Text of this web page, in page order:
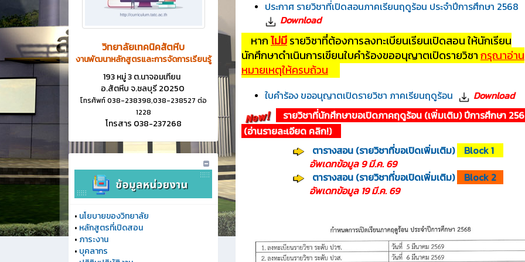
วิทยาลัยเทคนิคสัตหีบ
งานพัฒนาหลักสูตรและการจัดการเรียนรู้
193 หมู่ 3 ต.นาจอมเทียน
อ.สัตหีบ จ.ชลบุรี 20250
โทรศัพท์ 038-238398,038-238527 ต่อ
1228
โทรสาร 038-237268
• นโยบายของวิทยาลัย
• หลักสูตรที่เปิดสอน
• ภาระงาน
• บุคลากร
ประกาศ รายวิชาที่เปิดสอนภาคเรียนฤดูร้อน ประจำปีการศึกษา 2568
Download
หากไม่มีรายวิชาที่ต้องการลงทะเบียนเรียนเปิดสอน ให้นักเรียน
นักศึกษาดำเนินการเขียนใบคำร้องขออนุญาตเปิดรายวิชากรุณาอ่าน
หมายเหตุให้ครบถ้วน
ใบคำร้อง ขออนุญาตเปิดรายวิชา ภาคเรียนฤดูร้อน
Download
รายวิชาที่นักศึกษาขอเปิดภาคฤดูร้อน (เพิ่มเติม) ปีการศึกษา
(อ่านรายละเอียด คลิก!)
ตารางสอน (รายวิชาที่ขอเปิดเพิ่มเติม)
Block 1
อัพเดทข้อมูล 9 มี.ค. 69
ตารางสอน (รายวิชาที่ขอเปิดเพิ่มเติม)
Block 2
อัพเดทข้อมูล 19 มี.ค. 69